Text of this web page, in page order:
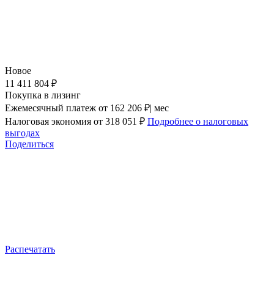
Новое
11 411 804 ₽
Покупка в лизинг
Ежемесячный платеж от 162 206 ₽| мес
Налоговая экономия от 318 051 ₽ Подробнее о налоговых
выгодах
Поделиться
Распечатать